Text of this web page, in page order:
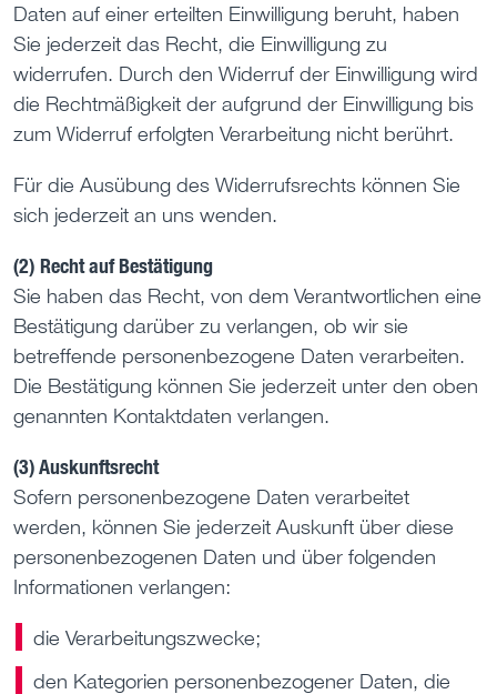
Daten auf einer erteilten Einwilligung beruht, haben
Sie jederzeit das Recht, die Einwilligung zu
widerrufen. Durch den Widerruf der Einwilligung wird
die Rechtmäßigkeit der aufgrund der Einwilligung bis
zum Widerruf erfolgten Verarbeitung nicht berührt.
Für die Ausübung des Widerrufsrechts können Sie
sich jederzeit an uns wenden.
(2) Recht auf Bestätigung
Sie haben das Recht, von dem Verantwortlichen eine
Bestätigung darüber zu verlangen, ob wir sie
betreffende personenbezogene Daten verarbeiten.
Die Bestätigung können Sie jederzeit unter den oben
genannten Kontaktdaten verlangen.
(3) Auskunftsrecht
Sofern personenbezogene Daten verarbeitet
werden, können Sie jederzeit Auskunft über diese
personenbezogenen Daten und über folgenden
Informationen verlangen:
die Verarbeitungszwecke;
den Kategorien personenbezogener Daten, die